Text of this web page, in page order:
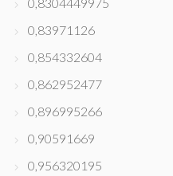
0,83971126
0,854332604
0,862952477
0,896995266
0,90591669
0,956320195